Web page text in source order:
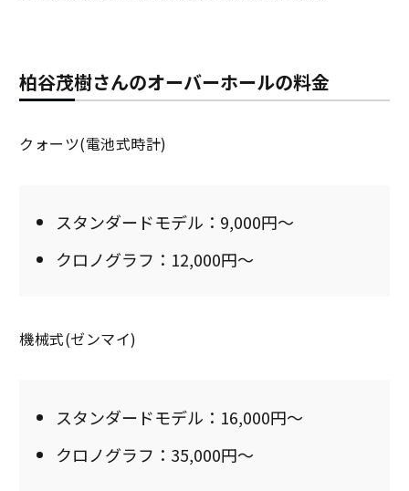
柏谷茂樹さんのオーバーホールの料金
クォーツ(電池式時計)
スタンダードモデル：9,000円～
クロノグラフ：12,000円～
機械式(ゼンマイ)
スタンダードモデル：16,000円～
クロノグラフ：35,000円～